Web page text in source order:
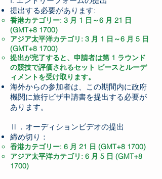
提出する必要があります:
香港カテゴリー: 3 月 1 日～6 月 21 日
(GMT+8 1700)
アジア太平洋カテゴリ: 3 月 1 日～6 月 5 日
(GMT+8 1700)
提出が完了すると、申請者は第 1 ラウンド
の競技で評価されるセット ピースとルーデ
ィメントを受け取ります。
海外からの参加者は、この期間内に政府
機関に旅行ビザ申請書を提出する必要が
あります。
Ⅱ．オーディションビデオの提出
締め切り：
香港カテゴリー: 6 月 21 日 (GMT+8 1700)
アジア太平洋カテゴリ: 6 月 5 日 (GMT+8
1700)